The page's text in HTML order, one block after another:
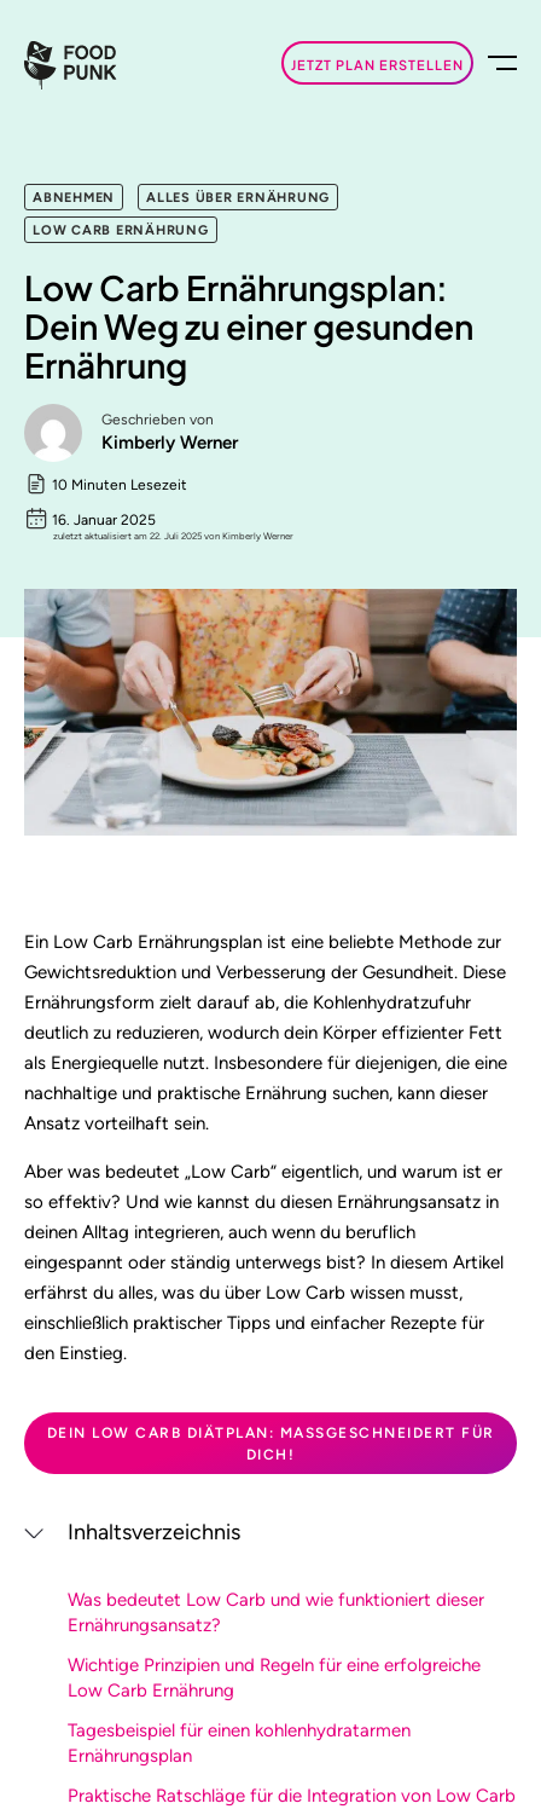
JETZT PLAN ERSTELLEN
ABNEHMEN ALLES ÜBER ERNÄHRUNG
LOW CARB ERNÄHRUNG
Low Carb Ernährungsplan:
Dein Weg zu einer gesunden
Ernährung
Geschrieben von
Kimberly Werner
10 Minuten Lesezeit
16. Januar 2025
zuletzt aktualisiert am 22. Juli 2025 von Kimberly Werner
Ein Low Carb Ernährungsplan ist eine beliebte Methode zur
Gewichtsreduktion und Verbesserung der Gesundheit. Diese
Ernährungsform zielt darauf ab, die Kohlenhydratzufuhr
deutlich zu reduzieren, wodurch dein Körper effizienter Fett
als Energiequelle nutzt. Insbesondere für diejenigen, die eine
nachhaltige und praktische Ernährung suchen, kann dieser
Ansatz vorteilhaft sein.
Aber was bedeutet „Low Carb“ eigentlich, und warum ist er
so effektiv? Und wie kannst du diesen Ernährungsansatz in
deinen Alltag integrieren, auch wenn du beruflich
eingespannt oder ständig unterwegs bist? In diesem Artikel
erfährst du alles, was du über Low Carb wissen musst,
einschließlich praktischer Tipps und einfacher Rezepte für
den Einstieg.
DEIN LOW CARB DIÄTPLAN: MASSGESCHNEIDERT FÜR D
ICH!
Inhaltsverzeichnis
Was bedeutet Low Carb und wie funktioniert dieser
Ernährungsansatz?
Wichtige Prinzipien und Regeln für eine erfolgreiche
Low Carb Ernährung
Tagesbeispiel für einen kohlenhydratarmen
Ernährungsplan
Praktische Ratschläge für die Integration von Low Carb